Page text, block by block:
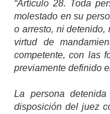
“Artículo 28. Toda
molestado en su
o arresto, ni
virtud de
competente, con las
previamente definido
La persona
disposición del juez